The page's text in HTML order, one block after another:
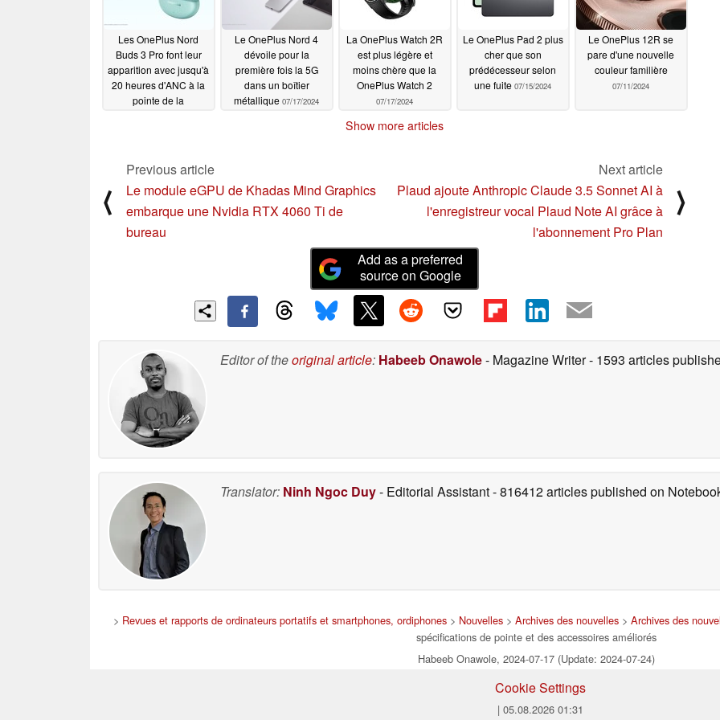
Les OnePlus Nord
Buds 3 Pro font leur
apparition avec jusqu'à
20 heures d'ANC à la
pointe de la
Le OnePlus Nord 4
dévoile pour la
première fois la 5G
dans un boîtier
métallique 07/17/2024
La OnePlus Watch 2R
est plus légère et
moins chère que la
OnePlus Watch 2
07/17/2024
Le OnePlus Pad 2 plus
cher que son
prédécesseur selon
une fuite 07/15/2024
Le OnePlus 12R se
pare d'une nouvelle
couleur familière
07/11/2024
Show more articles
⟨
Previous article
Le module eGPU de Khadas Mind Graphics
embarque une Nvidia RTX 4060 Ti de
bureau
Next article
Plaud ajoute Anthropic Claude 3.5 Sonnet AI à
l'enregistreur vocal Plaud Note AI grâce à
l'abonnement Pro Plan
⟩
Add as a preferred
source on Google
Editor of theoriginal article: Habeeb Onawole- Magazine Writer- 1593 articles
Translator: Ninh Ngoc Duy- Editorial Assistant- 816412 articles published on
> Revues et rapports de ordinateurs portatifs et smartphones, ordiphones > Nouvelles > Archives des nouvelles > Archives des
spécifications de pointe et des accessoires améliorés
Habeeb Onawole, 2024-07-17 (Update: 2024-07-24)
Cookie Settings
| 05.08.2026 01:31